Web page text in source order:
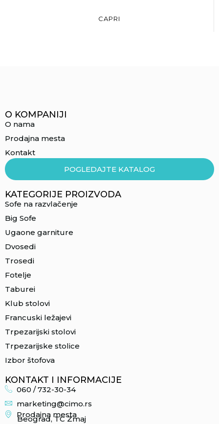
CAPRI
O KOMPANIJI
O nama
Prodajna mesta
Kontakt
POGLEDAJTE KATALOG
KATEGORIJE PROIZVODA
Sofe na razvlačenje
Big Sofe
Ugaone garniture
Dvosedi
Trosedi
Fotelje
Taburei
Klub stolovi
Francuski ležajevi
Trpezarijski stolovi
Trpezarijske stolice
Izbor štofova
KONTAKT I INFORMACIJE
060 / 732-30-34
marketing@cimo.rs
Prodajna mesta
Beograd, TC Zmaj